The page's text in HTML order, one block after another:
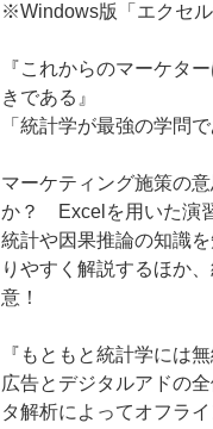
※Windows版「エクセル
『これからのマーケタ
きである』
「統計学が最強の学問
マーケティング施策の
か？ Excelを用いた演
統計や因果推論の知識
りやすく解説するほか
意！
『もともと統計学には
広告とデジタルアドの
タ解析によってオフラ